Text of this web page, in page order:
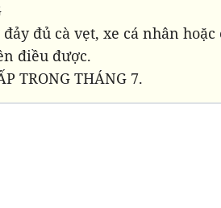
đủ cà vẹt, xe cá nhân hoặc
điều được.
TRONG THÁNG 7.